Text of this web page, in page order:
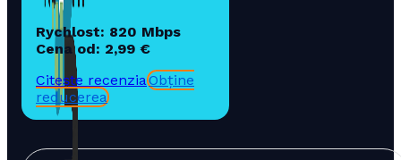
Rychlost: 820 Mbps
Cena od: 2,99 €
Citește recenziaObține
reducerea